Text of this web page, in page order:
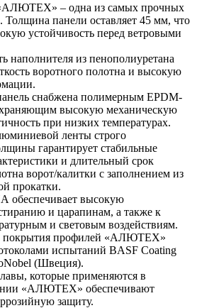
– одна из самых прочных
Толщина панели оставляет 45 мм, что
устойчивость перед ветровыми
наполнителя из пенополиуретана
воротного полотна и высокую
снабжена полимерным EPDM-
высокую механическую
при низких температурах.
ленты строго
гарантирует стабильные
и длительный срок
ворот/калитки с заполнением из
прокатки.
высокую
и царапинам, а также к
и световым воздействиям.
покрытия профилей «АЛЮТЕХ»
испытаний BASF Coating
(Швеция).
которые применяются в
«АЛЮТЕХ» обеспечивают
защиту.